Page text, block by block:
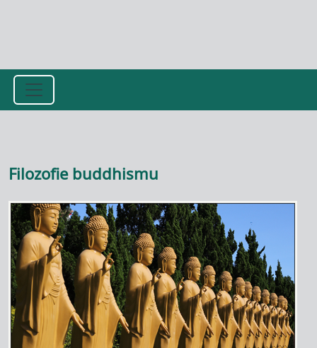
Přejít k hlavnímu obsahu
Filozofie buddhismu